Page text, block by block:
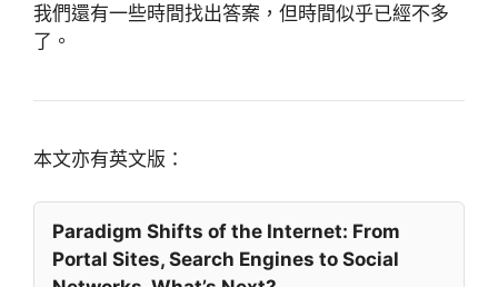
我們還有一些時間找出答案，但時間似乎已經不多
了。
本文亦有英文版：
Paradigm Shifts of the Internet: From
Portal Sites, Search Engines to Social